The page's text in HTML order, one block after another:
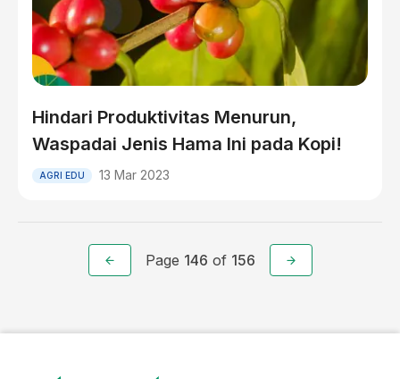
Hindari Produktivitas Menurun,
Waspadai Jenis Hama Ini pada Kopi!
AGRI EDU 13 Mar 2023
Page 146 of 156